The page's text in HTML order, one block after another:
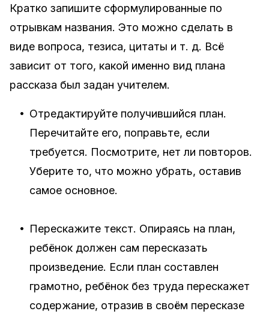
Кратко запишите сформулированные по
отрывкам названия. Это можно сделать в
виде вопроса, тезиса, цитаты и т. д. Всё
зависит от того, какой именно вид плана
рассказа был задан учителем.
• Отредактируйте получившийся план.
Перечитайте его, поправьте, если
требуется. Посмотрите, нет ли повторов.
Уберите то, что можно убрать, оставив
самое основное.
• Перескажите текст. Опираясь на план,
ребёнок должен сам пересказать
произведение. Если план составлен
грамотно, ребёнок без труда перескажет
содержание, отразив в своём пересказе